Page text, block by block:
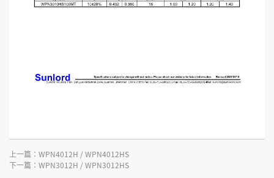
上一篇： WPN4012H / WPN4012HS
下一篇： WPN3012H / WPN3012HS